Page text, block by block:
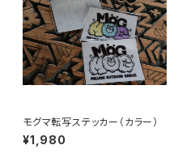
モグマ転写ステッカー（カラー）
¥1,980